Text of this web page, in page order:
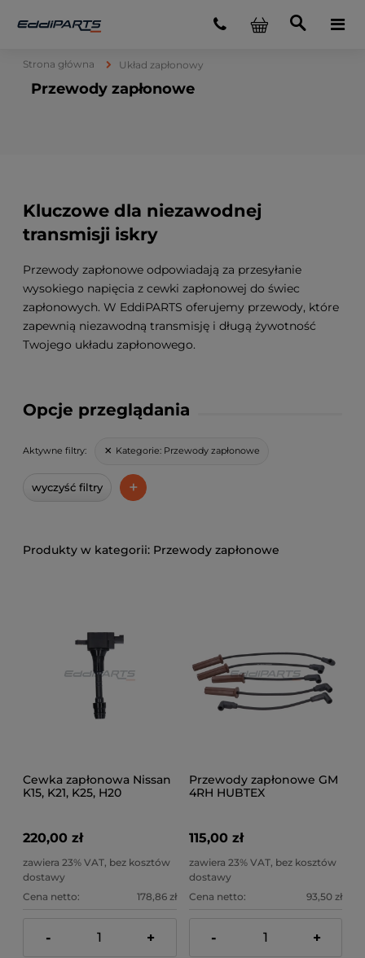
Strona główna Układ zapłonowy
Przewody zapłonowe
Opcje przeglądania
Aktywne filtry: Kategorie: Przewody zapłonowe
wyczyść filtry +
Kluczowe dla niezawodnej
transmisji iskry
Przewody zapłonowe odpowiadają za przesyłanie
wysokiego napięcia z cewki zapłonowej do świec
zapłonowych. W EddiPARTS oferujemy przewody, które
zapewnią niezawodną transmisję i długą żywotność
Twojego układu zapłonowego.
Przewody zapłonowe
Cewka zapłonowa Nissan
K15, K21, K25, H20
220,00 zł
zawiera 23% VAT, bez kosztów
dostawy
Cena netto:
178,86 zł
- +
Przewody zapłonowe GM
4RH HUBTEX
115,00 zł
zawiera 23% VAT, bez kosztów
dostawy
Cena netto:
93,50 zł
- +